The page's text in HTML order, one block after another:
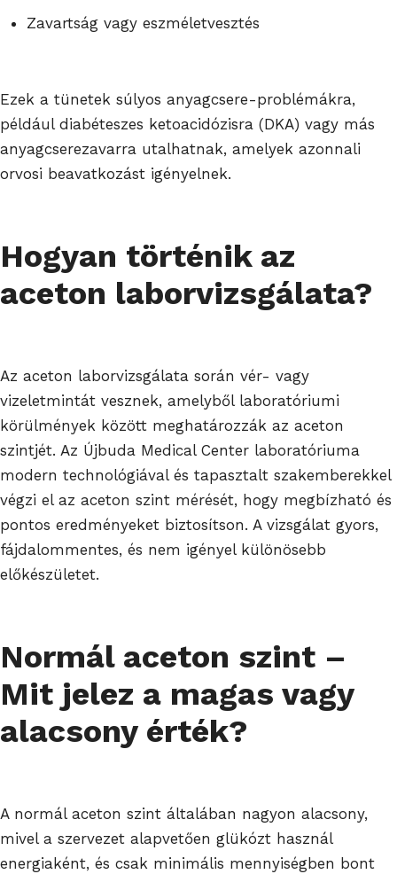
Zavartság vagy eszméletvesztés
Ezek a tünetek súlyos anyagcsere-problémákra,
például diabéteszes ketoacidózisra (DKA) vagy más
anyagcserezavarra utalhatnak, amelyek azonnali
orvosi beavatkozást igényelnek.
Hogyan történik az
aceton laborvizsgálata?
Az aceton laborvizsgálata során vér- vagy
vizeletmintát vesznek, amelyből laboratóriumi
körülmények között meghatározzák az aceton
szintjét. Az Újbuda Medical Center laboratóriuma
modern technológiával és tapasztalt szakemberekkel
végzi el az aceton szint mérését, hogy megbízható és
pontos eredményeket biztosítson. A vizsgálat gyors,
fájdalommentes, és nem igényel különösebb
előkészületet.
Normál aceton szint –
Mit jelez a magas vagy
alacsony érték?
A normál aceton szint általában nagyon alacsony,
mivel a szervezet alapvetően glükózt használ
energiaként, és csak minimális mennyiségben bont